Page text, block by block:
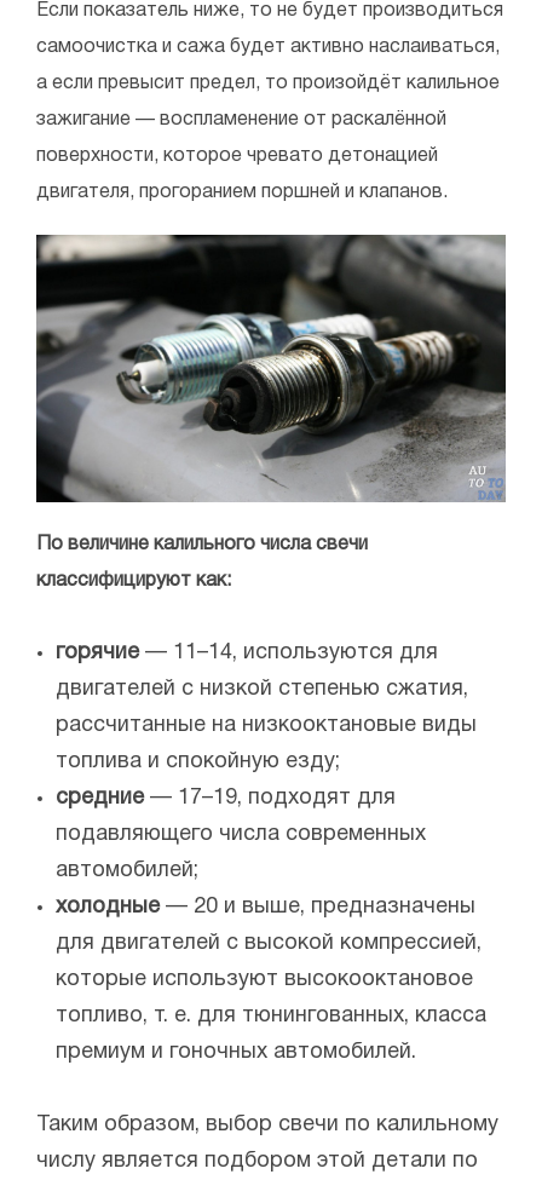
Если показатель ниже, то не будет производиться
самоочистка и сажа будет активно наслаиваться,
а если превысит предел, то произойдёт калильное
зажигание — воспламенение от раскалённой
поверхности, которое чревато детонацией
двигателя, прогоранием поршней и клапанов.
По величине калильного числа свечи
классифицируют как:
горячие— 11–14, используются для
двигателей с низкой степенью сжатия,
рассчитанные на низкооктановые виды
топлива и спокойную езду;
средние— 17–19, подходят для
подавляющего числа современных
автомобилей;
холодные — 20 и выше, предназначены
для двигателей с высокой компрессией,
которые используют высокооктановое
топливо, т. е. для тюнингованных, класса
премиум и гоночных автомобилей.
Таким образом, выбор свечи по калильному
числу является подбором этой детали по